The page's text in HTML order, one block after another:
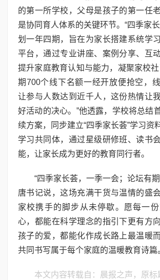
的第一所学校，父母是孩子的第一任
是协同育人体系的关键环节。“四季家
划一年四期，旨在为家长搭建系统学
平台，通过专业讲座、案例分享、互
提升家庭教育认知与能力，凝聚家校
期700个线下名额一经开放便抢空，
让参与人数达到近千人，这份热情让
好活动的决心。”他透露，学校将总结
续方案，同步建立“四季家长荟”学习资
学习共同体，通过星级研修班、读书
能，让家长成为更好的教育同行者。
“四季家长荟，一季一会；论坛有
唐书记说，这场充满干货与温情的盛
家校携手的脚步从未停歇。愿每一
心，都能在科学理念的指引下更有方
孩子的爱，都能化作成长路上最温暖
共同书写属于每个家庭的温暖教育诗篇
本文内容转载自：晨报之声，原标